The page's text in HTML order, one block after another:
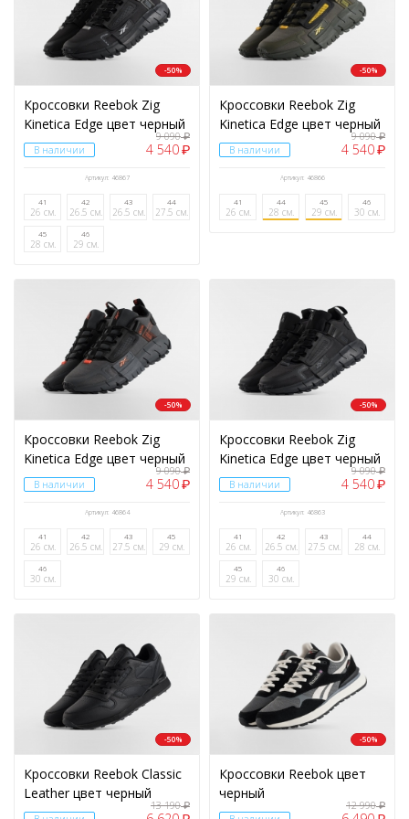
-50%
Кроссовки Reebok Zig
Kinetica Edge цвет черный
В наличии
9 090₽
4 540₽
Артикул: 46867
41
26 см.
42
26.5 см.
43
26.5 см.
44
27.5 см.
45
28 см.
46
29 см.
-50%
Кроссовки Reebok Zig
Kinetica Edge цвет черный
В наличии
9 090₽
4 540₽
Артикул: 46866
41
26 см.
44
28 см.
45
29 см.
46
30 см.
-50%
Кроссовки Reebok Zig
Kinetica Edge цвет черный
В наличии
9 090₽
4 540₽
Артикул: 46864
41
26 см.
42
26.5 см.
43
27.5 см.
45
29 см.
46
30 см.
-50%
Кроссовки Reebok Zig
Kinetica Edge цвет черный
В наличии
9 090₽
4 540₽
Артикул: 46863
41
26 см.
42
26.5 см.
43
27.5 см.
44
28 см.
45
29 см.
46
30 см.
-50%
Кроссовки Reebok Classic
Leather цвет черный
13 190₽
-50%
Кроссовки Reebok цвет
черный
12 990₽